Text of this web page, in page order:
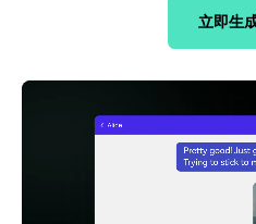
立即生